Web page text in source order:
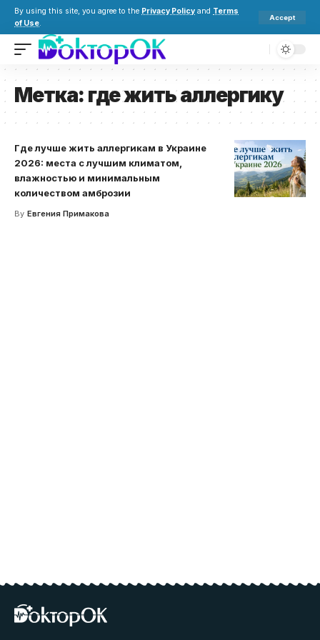
By using this site, you agree to the Privacy Policy and Terms
of Use.
Accept
Метка: где жить аллергику
Где лучше жить аллергикам в Украине
2026: места с лучшим климатом,
влажностью и минимальным
количеством амброзии
By Евгения Примакова